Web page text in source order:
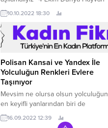
Hakları Günü nedeniyle Beydağ
Belediyesi tarafından İlçede
bulunan Anaokulları ziyaret
edilerek “Hayvan Sevgisini” aşılama
adına bilgiler verildi.
10.10.2022 18:30
Polisan Kansai ve Yandex İle
Yolculuğun Renkleri Evlere
Taşınıyor
Mevsim ne olursa olsun yolculuğun
en keyifli yanlarından biri de
görülen eşsiz manzaralar…
Ayçiçeklerin sıcak sarısı, lavanta
16.09.2022 12:39